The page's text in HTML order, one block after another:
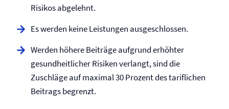
Risikos abgelehnt.
Es werden keine Leistungen ausgeschlossen.
Werden höhere Beiträge aufgrund erhöhter
gesundheitlicher Risiken verlangt, sind die
Zuschläge auf maximal 30 Prozent des tariflichen
Beitrags begrenzt.